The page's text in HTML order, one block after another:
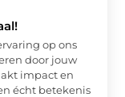
op ons
door jouw
impact en
écht betekenis